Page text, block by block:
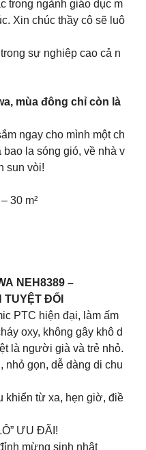
trong ngành giáo dục m
Xin chúc thầy cô sẽ luô
sự nghiệp cao cả n
mùa đông chỉ còn là
ngay cho mình một ch
la sóng gió, về nhà v
sun vòi!
30 m²
NEH8389 –
TUYỆT ĐỐI
PTC hiện đại, làm ấm
oxy, không gây khô d
là người già và trẻ nhỏ.
nhỏ gọn, dễ dàng di chu
khiển từ xa, hẹn giờ, điề
ƯU ĐÃI!
mừng sinh nhật